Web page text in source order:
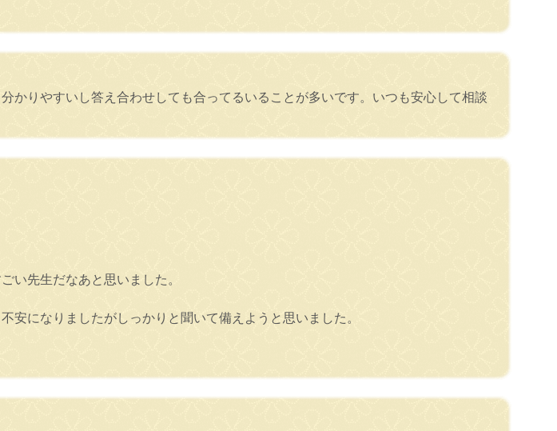
かりやすいし答え合わせしても合ってるいることが多いです。いつも安心して相談
い先生だなあと思いました。
になりましたがしっかりと聞いて備えようと思いました。